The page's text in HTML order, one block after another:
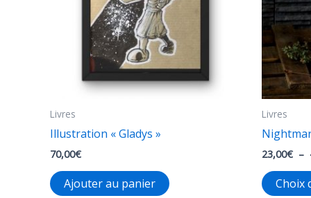
choisies
la
du
Livres
Illustration « Gladys »
70,00€
Ajouter au panier
Livres
23,00€ –
Choix